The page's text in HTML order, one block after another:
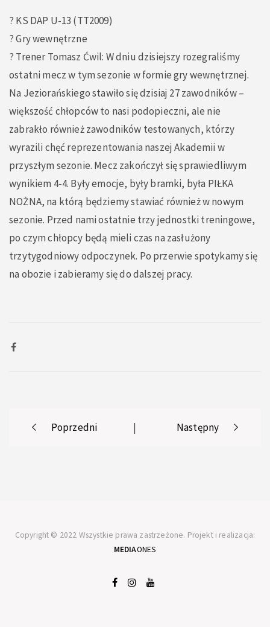
? KS DAP U-13 (TT2009)
? Gry wewnętrzne
?️ Trener Tomasz Ćwil: W dniu dzisiejszy rozegraliśmy
ostatni mecz w tym sezonie w formie gry wewnętrznej.
Na Jeziorańskiego stawiło się dzisiaj 27 zawodników –
większość chłopców to nasi podopieczni, ale nie
zabrakło również zawodników testowanych, którzy
wyrazili chęć reprezentowania naszej Akademii w
przyszłym sezonie. Mecz zakończył się sprawiedliwym
wynikiem 4-4. Były emocje, były bramki, była PIŁKA
NOŻNA, na którą będziemy stawiać również w nowym
sezonie. Przed nami ostatnie trzy jednostki treningowe,
po czym chłopcy będą mieli czas na zasłużony
trzytygodniowy odpoczynek. Po przerwie spotykamy się
na obozie i zabieramy się do dalszej pracy.
PostPoprzedni | Następny
Copyright © 2022 Wszystkie prawa zastrzeżone. Projekt i realizacja:
MEDIAONES